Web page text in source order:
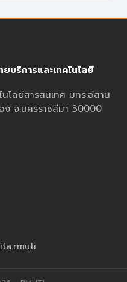
บริการและเทคโนโลยี
นโลยีสารสนเทศ มทร.อีสาน
ง จ.นครราชสีมา 30000